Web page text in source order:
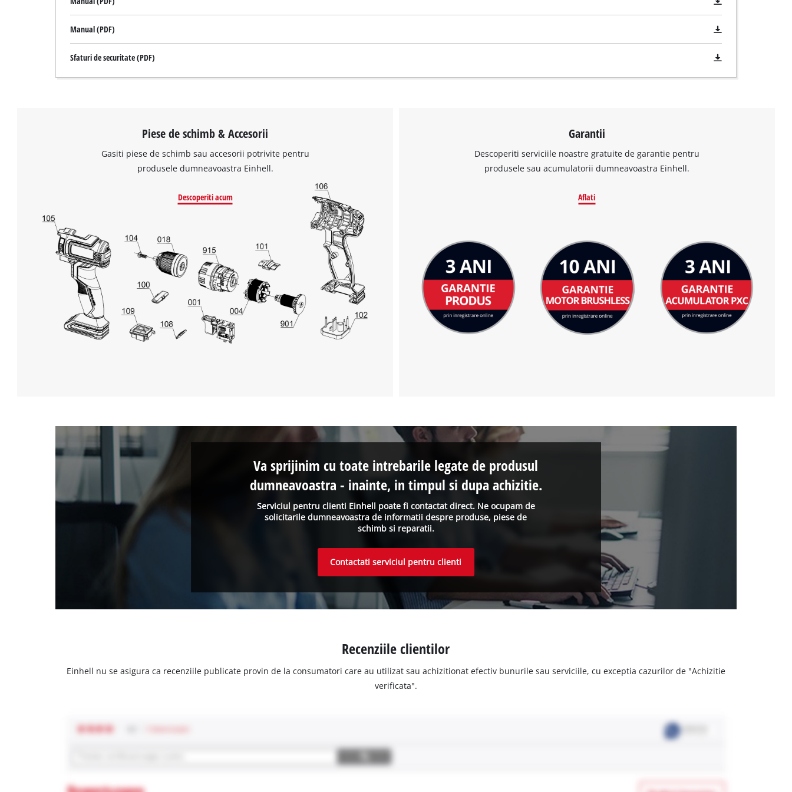
the site with their CMP to add this content
Manual (PDF)
Sfaturi de securitate (PDF)
Piese de schimb & Accesorii
Gasiti piese de schimb sau accesorii potrivite pentru
produsele dumneavoastra Einhell.
Descoperiti acum
Garantii
Descoperiti serviciile noastre gratuite de garantie pentru
produsele sau acumulatorii dumneavoastra Einhell.
Aflati
Serviciul pentru clienti Einhell poate fi contactat direct. Ne ocupam de
solicitarile dumneavoastra de informatii despre produse, piese de
schimb si reparatii.
Va sprijinim cu toate intrebarile legate de produsul
dumneavoastra - inainte, in timpul si dupa achizitie.
Contactati serviciul pentru clienti
Recenziile clientilor
Einhell nu se asigura ca recenziile publicate provin de la consumatori care au utilizat sau achizitionat efectiv bunurile sau serviciile, cu exceptia cazurilor de "Achizitie
verificata".